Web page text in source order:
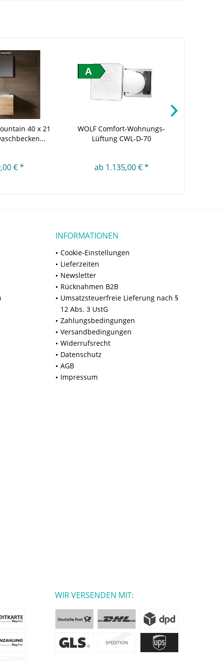
40 x 21
€ *
A
WOLF Comfort-Wohnungs-
Lüftung CWL-D-70
ab 1.135,00 € *
INFORMATIONEN
Cookie-Einstellungen
Lieferzeiten
Newsletter
Rücknahmen B2B
Umsatzsteuerfreie Lieferung nach §
12 Abs. 3 UstG
Zahlungsbedingungen
Versandbedingungen
Widerrufsrecht
Datenschutz
AGB
Impressum
WIR VERSENDEN MIT: